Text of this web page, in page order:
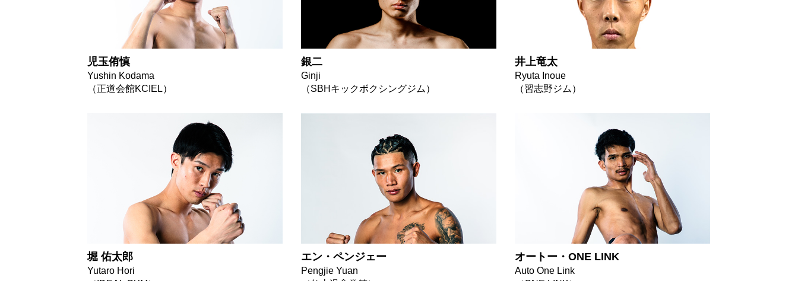
児玉侑慎
Yushin Kodama
（正道会館KCIEL）
銀二
Ginji
（SBHキックボクシングジム）
井上竜太
Ryuta Inoue
（習志野ジム）
堀 佑太郎
Yutaro Hori
エン・ペンジェー
Pengjie Yuan
オートー・ONE LINK
Auto One Link